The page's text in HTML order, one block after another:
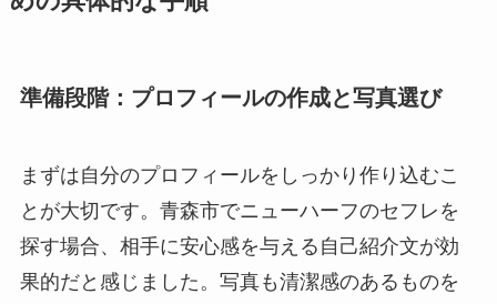
準備段階：プロフィールの作成と写真選び
まずは自分のプロフィールをしっかり作り込むこ
とが大切です。青森市でニューハーフのセフレを
探す場合、相手に安心感を与える自己紹介文が効
果的だと感じました。写真も清潔感のあるものを